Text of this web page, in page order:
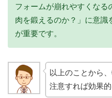
フォームが崩れやすくなる
肉を鍛えるのか？」に意識
が重要です。
以上のことから
注意すれば効果